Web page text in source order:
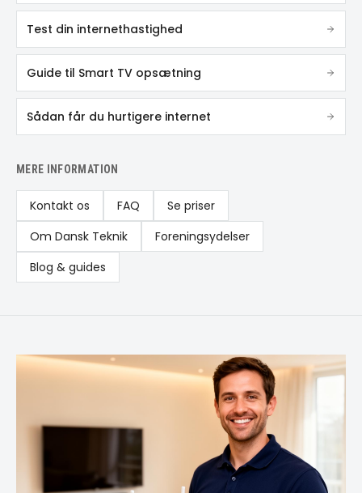
Test din internethastighed
Guide til Smart TV opsætning
Sådan får du hurtigere internet
MERE INFORMATION
Kontakt os FAQ
Se priser
Om Dansk Teknik
Foreningsydelser
Blog & guides